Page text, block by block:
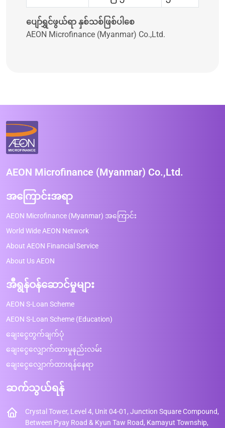
ပျော်ရွှင်ဖွယ်ရာ နှစ်သစ်ဖြစ်ပါစေ
AEON Microfinance (Myanmar) Co.,Ltd.
AEON Microfinance (Myanmar) Co.,Ltd.
အကြောင်းအရာ
AEON Microfinance (Myanmar) အကြောင်း
World Wide AEON Network
About AEON Financial Service
About Us AEON
အီရွန်ဝန်ဆောင်မှုများ
AEON S-Loan Scheme
AEON S-Loan Scheme (Education)
ချေးငွေတွက်ချက်ပုံ
ချေးငွေလျှောက်ထားမှုနည်းလမ်း
ချေးငွေလျှောက်ထားရန်နေရာ
ဆက်သွယ်ရန်
Crystal Tower, Level 4, Unit 04-01, Junction Square Compound,
Between Pyay Road & Kyun Taw Road, Kamayut Township,